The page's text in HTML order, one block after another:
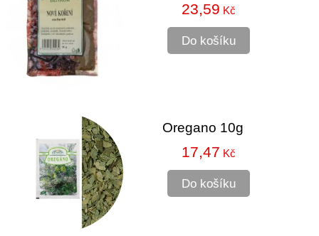
23,59 Kč
Do košíku
Oregano 10g
17,47 Kč
Do košíku